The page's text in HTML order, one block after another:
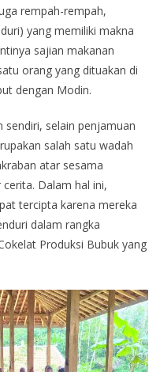
rempah-rempah,
yang memiliki makna
sajian makanan
orang yang dituakan di
dengan Modin.
sendiri, selain penjamuan
salah satu wadah
atar sesama
Dalam hal ini,
tercipta karena mereka
dalam rangka
Produksi Bubuk yang